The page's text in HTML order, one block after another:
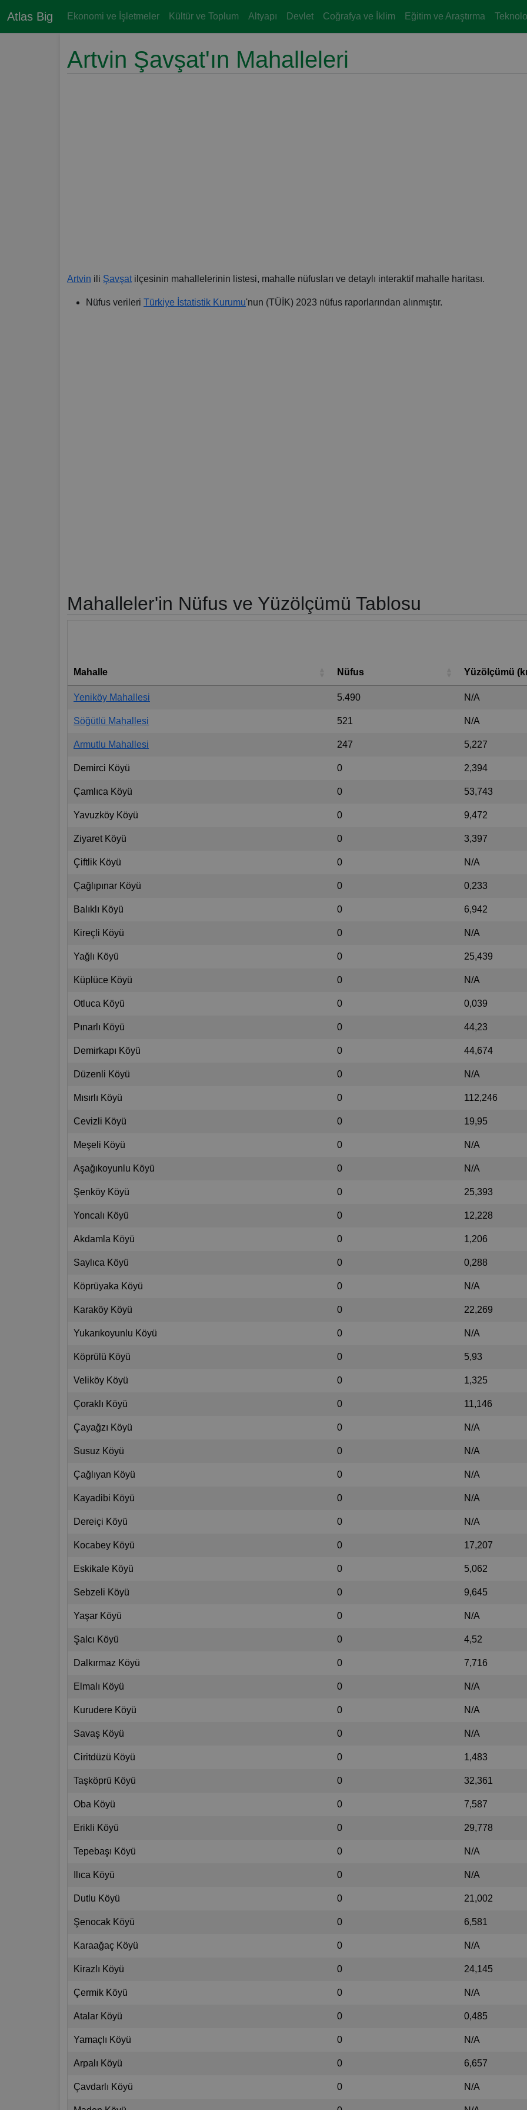
Atlas Big Ekonomi ve İşletmeler Kültür ve Toplum Altyapı Devlet Coğrafya ve İklim Eğitim ve Araştırma
Artvin Şavşat'ın Mahalleleri
Artvin ili Şavşatilçesinin mahallelerinin listesi, mahalle nüfusları ve detaylı interaktif mahalle haritası.
Nüfus verileri Türkiye İstatistik Kurumu'nun (TÜİK) 2023 nüfus raporlarından alınmıştır.
Mahalleler'in Nüfus ve Yüzölçümü Tablosu
Mahalle Nüfus Yüzölçümü
Yeniköy Mahallesi 5.490 N/A
Söğütlü Mahallesi 521 N/A
Armutlu Mahallesi 247 5,227
Demirci Köyü 0 2,394
Çamlıca Köyü 0 53,743
Yavuzköy Köyü 0 9,472
Ziyaret Köyü 0 3,397
Çiftlik Köyü 0 N/A
Çağlıpınar Köyü 0 0,233
Balıklı Köyü 0 6,942
Kireçli Köyü 0 N/A
Yağlı Köyü 0 25,439
Küplüce Köyü 0 N/A
Otluca Köyü 0 0,039
Pınarlı Köyü 0 44,23
Demirkapı Köyü 0 44,674
Düzenli Köyü 0 N/A
Mısırlı Köyü 0 112,246
Cevizli Köyü 0 19,95
Meşeli Köyü 0 N/A
Aşağıkoyunlu Köyü 0 N/A
Şenköy Köyü 0 25,393
Yoncalı Köyü 0 12,228
Akdamla Köyü 0 1,206
Saylıca Köyü 0 0,288
Köprüyaka Köyü 0 N/A
Karaköy Köyü 0 22,269
Yukarıkoyunlu Köyü 0 N/A
Köprülü Köyü 0 5,93
Veliköy Köyü 0 1,325
Çoraklı Köyü 0 11,146
Çayağzı Köyü 0 N/A
Susuz Köyü 0 N/A
Çağlıyan Köyü 0 N/A
Kayadibi Köyü 0 N/A
Dereiçi Köyü 0 N/A
Kocabey Köyü 0 17,207
Eskikale Köyü 0 5,062
Sebzeli Köyü 0 9,645
Yaşar Köyü 0 N/A
Şalcı Köyü 0 4,52
Dalkırmaz Köyü 0 7,716
Elmalı Köyü 0 N/A
Kurudere Köyü 0 N/A
Savaş Köyü 0 N/A
Ciritdüzü Köyü 0 1,483
Taşköprü Köyü 0 32,361
Oba Köyü 0 7,587
Erikli Köyü 0 29,778
Tepebaşı Köyü 0 N/A
Ilıca Köyü 0 N/A
Dutlu Köyü 0 21,002
Şenocak Köyü 0 6,581
Karaağaç Köyü 0 N/A
Kirazlı Köyü 0 24,145
Çermik Köyü 0 N/A
Atalar Köyü 0 0,485
Yamaçlı Köyü 0 N/A
Arpalı Köyü 0 6,657
Çavdarlı Köyü 0 N/A